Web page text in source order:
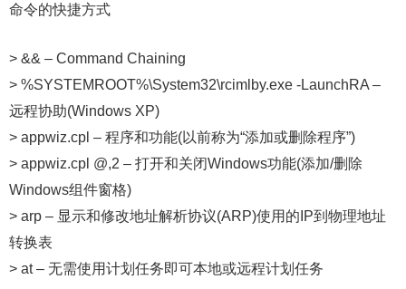
命令的快捷方式
> && – Command Chaining
> %SYSTEMROOT%\System32\rcimlby.exe -LaunchRA –
远程协助(Windows XP)
> appwiz.cpl – 程序和功能(以前称为“添加或删除程序”)
> appwiz.cpl @,2 – 打开和关闭Windows功能(添加/删除
Windows组件窗格)
> arp – 显示和修改地址解析协议(ARP)使用的IP到物理地址
转换表
> at – 无需使用计划任务即可本地或远程计划任务